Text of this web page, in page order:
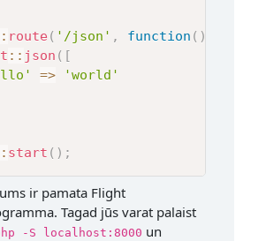
route( '/json' , function ( )
:: json ( [
=>
'world'
start ( ) ;
ir pamata Flight
Tagad jūs varat palaist
-S localhost:8000 un